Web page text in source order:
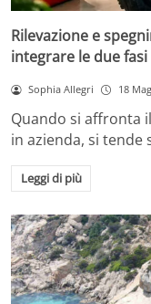
Rilevazione e
integrare le due fasi
Sophia Allegri 18
Quando si affronta
in azienda, si tende
Leggi di più